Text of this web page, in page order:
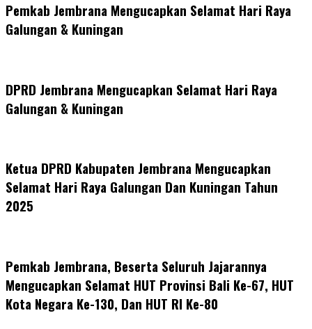
Pemkab Jembrana Mengucapkan Selamat Hari Raya
Galungan & Kuningan
DPRD Jembrana Mengucapkan Selamat Hari Raya
Galungan & Kuningan
Ketua DPRD Kabupaten Jembrana Mengucapkan
Selamat Hari Raya Galungan Dan Kuningan Tahun
2025
Pemkab Jembrana, Beserta Seluruh Jajarannya
Mengucapkan Selamat HUT Provinsi Bali Ke-67, HUT
Kota Negara Ke-130, Dan HUT RI Ke-80